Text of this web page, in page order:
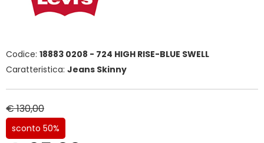
Codice: 18883 0208 - 724 HIGH RISE-BLUE SWELL
Caratteristica: Jeans Skinny
€ 130,00
sconto 50%